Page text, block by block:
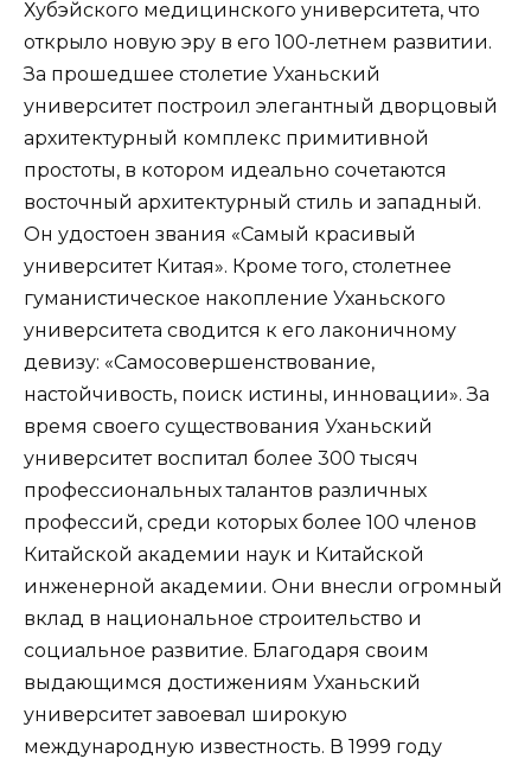
Хубэйского медицинского университета, что
открыло новую эру в его 100-летнем развитии.
За прошедшее столетие Уханьский
университет построил элегантный дворцовый
архитектурный комплекс примитивной
простоты, в котором идеально сочетаются
восточный архитектурный стиль и западный.
Он удостоен звания «Самый красивый
университет Китая». Кроме того, столетнее
гуманистическое накопление Уханьского
университета сводится к его лаконичному
девизу: «Самосовершенствование,
настойчивость, поиск истины, инновации». За
время своего существования Уханьский
университет воспитал более 300 тысяч
профессиональных талантов различных
профессий, среди которых более 100 членов
Китайской академии наук и Китайской
инженерной академии. Они внесли огромный
вклад в национальное строительство и
социальное развитие. Благодаря своим
выдающимся достижениям Уханьский
университет завоевал широкую
международную известность. В 1999 году